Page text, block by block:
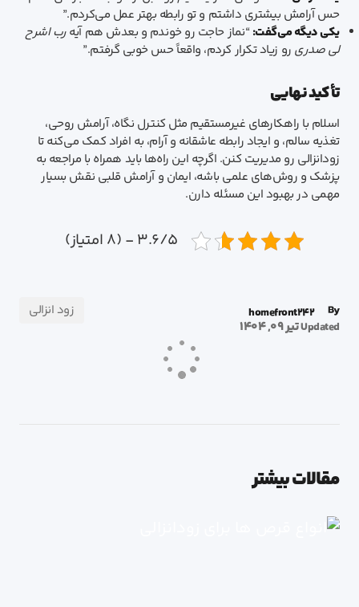
حس آرامش بیشتری داشتم و تو رابطه بهتر عمل می‌کردم.”
یکی دیگه می‌گفت: “نماز حاجت رو خوندم و بعدش هم آیهرب اشرح
لی صدری رو زیاد تکرار کردم، واقعاً حس خوبی گرفتم.”
تأکید نهایی
اسلام با راهکارهای غیرمستقیم مثل کنترل نگاه، آرامش روحی،
تغذیه سالم، و ایجاد رابطه عاشقانه و آرام، به افراد کمک می‌کنه تا
زودانزالی رو مدیریت کنن. اگرچه این راه‌ها باید همراه با مراجعه به
پزشک و روش‌های علمی باشه، ایمان و آرامش قلبی نقش بسیار
مهمی در بهبود این مسئله دارن.
3.6/5 - (8 امتیاز)
By
homefront242
Updatedتیر 09, 1404
زود انزالی
مقالات بیشتر